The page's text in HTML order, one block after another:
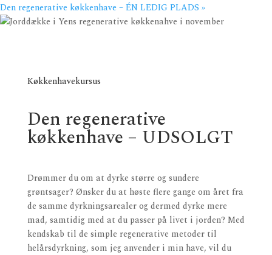
Den regenerative køkkenhave – ÉN LEDIG PLADS »
Køkkenhavekursus
Den regenerative
køkkenhave – UDSOLGT
Drømmer du om at dyrke større og sundere
grøntsager? Ønsker du at høste flere gange om året fra
de samme dyrkningsarealer og dermed dyrke mere
mad, samtidig med at du passer på livet i jorden? Med
kendskab til de simple regenerative metoder til
helårsdyrkning, som jeg anvender i min have, vil du